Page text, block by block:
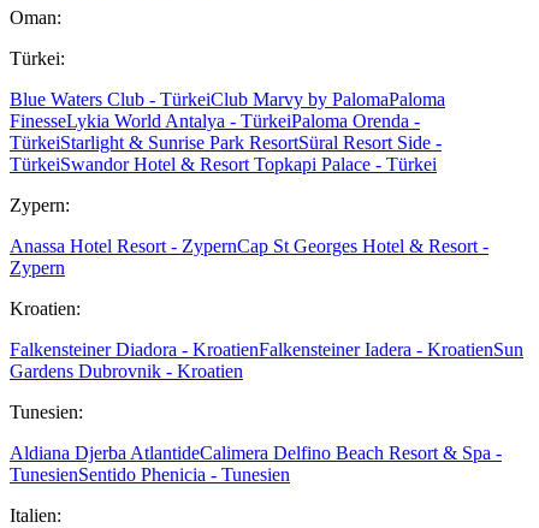
Oman:
Türkei:
Blue Waters Club - TürkeiClub Marvy by PalomaPaloma
FinesseLykia World Antalya - TürkeiPaloma Orenda -
TürkeiStarlight & Sunrise Park ResortSüral Resort Side -
TürkeiSwandor Hotel & Resort Topkapi Palace - Türkei
Zypern:
Anassa Hotel Resort - ZypernCap St Georges Hotel & Resort -
Zypern
Kroatien:
Falkensteiner Diadora - KroatienFalkensteiner Iadera - KroatienSun
Gardens Dubrovnik - Kroatien
Tunesien:
Aldiana Djerba AtlantideCalimera Delfino Beach Resort & Spa -
TunesienSentido Phenicia - Tunesien
Italien: